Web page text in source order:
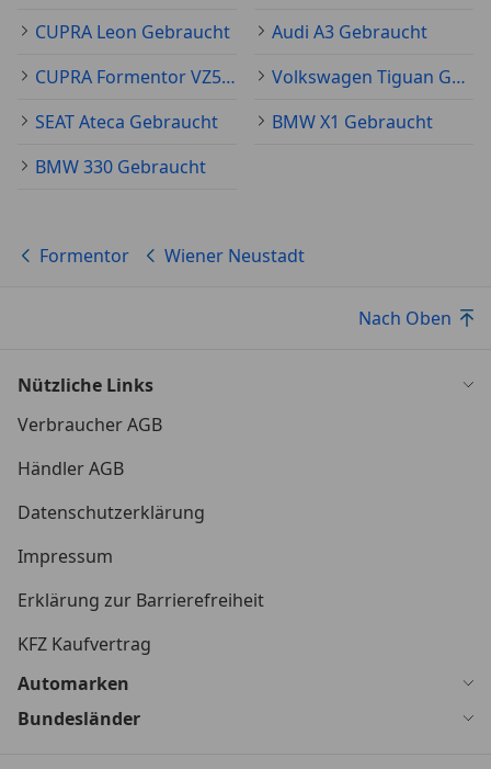
CUPRA Leon Gebraucht
Audi A3 Gebraucht
CUPRA Formentor VZ5 Gebraucht
Volkswagen Tiguan Gebraucht
SEAT Ateca Gebraucht
BMW X1 Gebraucht
BMW 330 Gebraucht
Formentor Wiener Neustadt
Nach Oben
Nützliche Links
Verbraucher AGB
Händler AGB
Datenschutzerklärung
Impressum
Erklärung zur Barrierefreiheit
KFZ Kaufvertrag
Automarken
Bundesländer